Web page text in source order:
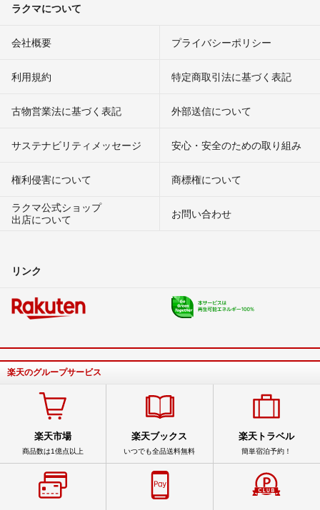
ラクマについて
会社概要 プライバシーポリシー
利用規約 特定商取引法に基づく表記
古物営業法に基づく表記 外部送信について
サステナビリティメッセージ 安心・安全のための取り組み
権利侵害について
商標権について
ラクマ公式ショップ
出店について
お問い合わせ
リンク
楽天のグループサービス
楽天市場
商品数は1億点以上
楽天ブックス
いつでも全品送料無料
楽天トラベル
簡単宿泊予約！